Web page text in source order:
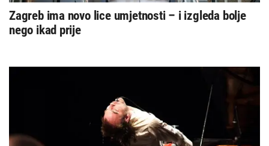
Zagreb ima novo lice umjetnosti – i izgleda bolje
nego ikad prije